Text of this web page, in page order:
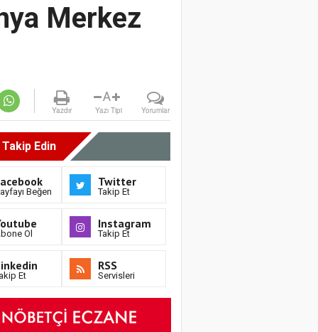
Merkez
Yazdır
A
Yazı Tipi Yorumlar
Edin
Beğen
Twitter
Takip Et
Ol
Instagram
Takip Et
Et
RSS
Servisleri